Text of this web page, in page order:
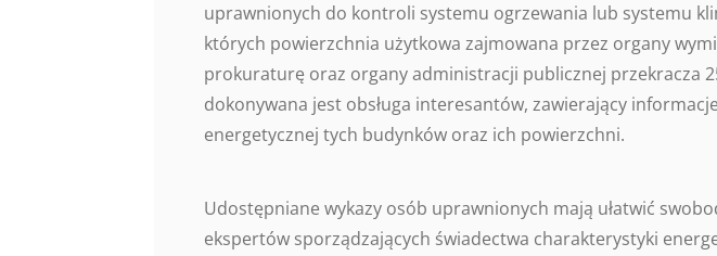
uprawnionych do kontroli systemu ogrzewania lub systemu
których powierzchnia użytkowa zajmowana przez organy
prokuraturę oraz organy administracji publicznej przekracza
dokonywana jest obsługa interesantów, zawierający
energetycznej tych budynków oraz ich powierzchni.
Udostępniane wykazy osób uprawnionych mają ułatwić
ekspertów sporządzających świadectwa charakterystyki